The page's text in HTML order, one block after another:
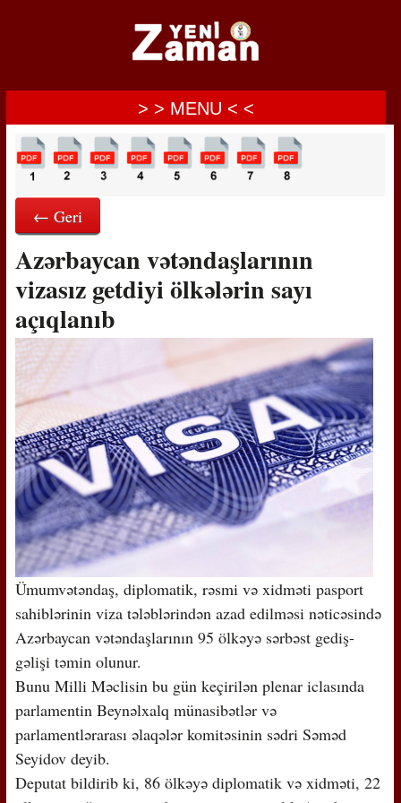
> > MENU < <
← Geri
Azərbaycan vətəndaşlarının
vizasız getdiyi ölkələrin sayı
açıqlanıb
Ümumvətəndaş, diplomatik, rəsmi və xidməti pasport
sahiblərinin viza tələblərindən azad edilməsi nəticəsində
Azərbaycan vətəndaşlarının 95 ölkəyə sərbəst gediş-
gəlişi təmin olunur.
Bunu Milli Məclisin bu gün keçirilən plenar iclasında
parlamentin Beynəlxalq münasibətlər və
parlamentlərarası əlaqələr komitəsinin sədri Səməd
Seyidov deyib.
Deputat bildirib ki, 86 ölkəyə diplomatik və xidməti, 22